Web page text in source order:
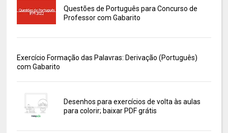
Questões de Português para Concurso de
Professor com Gabarito
Exercício Formação das Palavras: Derivação (Português)
com Gabarito
Desenhos para exercícios de volta às aulas
para colorir; baixar PDF grátis